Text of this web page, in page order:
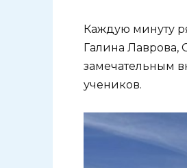
Каждую минуту
Галина Лаврова,
замечательным
учеников.